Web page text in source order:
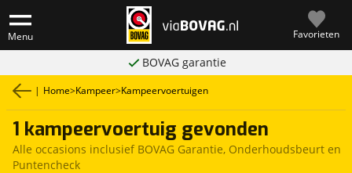
Menu Favorieten
BOVAG garantie
| Home>Kampeer>Kampeervoertuigen
1 kampeervoertuig gevonden
Alle occasions inclusief BOVAG Garantie, Onderhoudsbeurt en
Puntencheck